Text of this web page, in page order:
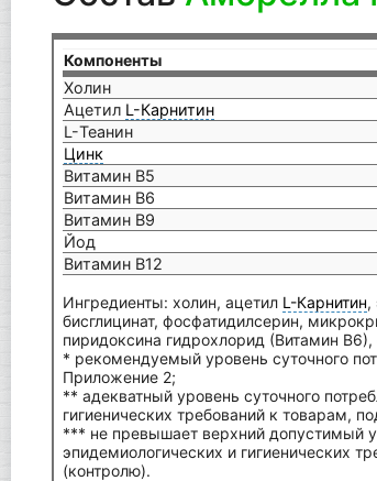
Компоненты
Холин
Ацетил L-Карнитин
L-Теанин
Цинк
Витамин В5
Витамин В6
Витамин В9
Йод
Витамин В12
Ингредиенты: холин, ацетил L-Карнитин,
бисглицинат, фосфатидилсерин,
пиридоксина гидрохлорид (Витамин
* рекомендуемый уровень суточного
Приложение 2;
** адекватный уровень суточного
гигиенических требований к товарам,
*** не превышает верхний допустимый
эпидемиологических и гигиенических
(контролю).